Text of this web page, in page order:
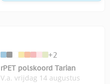
+2
rPET polskoord Tarian
V.a. vrijdag 14 augustus